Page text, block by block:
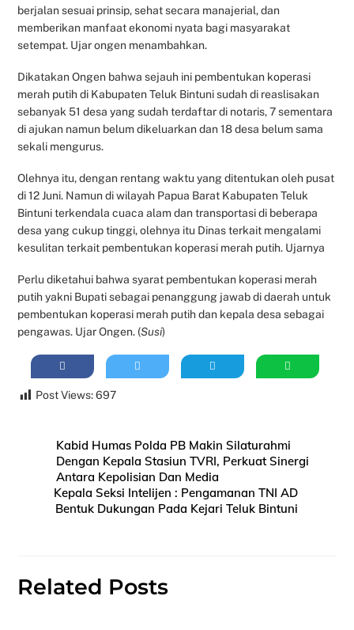
berjalan sesuai prinsip, sehat secara manajerial, dan
memberikan manfaat ekonomi nyata bagi masyarakat
setempat. Ujar ongen menambahkan.
Dikatakan Ongen bahwa sejauh ini pembentukan koperasi
merah putih di Kabupaten Teluk Bintuni sudah di reaslisakan
sebanyak 51 desa yang sudah terdaftar di notaris, 7 sementara
di ajukan namun belum dikeluarkan dan 18 desa belum sama
sekali mengurus.
Olehnya itu, dengan rentang waktu yang ditentukan oleh pusat
di 12 Juni. Namun di wilayah Papua Barat Kabupaten Teluk
Bintuni terkendala cuaca alam dan transportasi di beberapa
desa yang cukup tinggi, olehnya itu Dinas terkait mengalami
kesulitan terkait pembentukan koperasi merah putih. Ujarnya
Perlu diketahui bahwa syarat pembentukan koperasi merah
putih yakni Bupati sebagai penanggung jawab di daerah untuk
pembentukan koperasi merah putih dan kepala desa sebagai
pengawas. Ujar Ongen. (Susi)
Post Views: 697
Kabid Humas Polda PB Makin Silaturahmi
Dengan Kepala Stasiun TVRI, Perkuat Sinergi
Antara Kepolisian Dan Media
Kepala Seksi Intelijen : Pengamanan TNI AD
Bentuk Dukungan Pada Kejari Teluk Bintuni
Related Posts